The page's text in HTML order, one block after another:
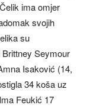
ima omjer
svojih
su
Seymour
Isaković (14,
34 koša uz
Feukić 17